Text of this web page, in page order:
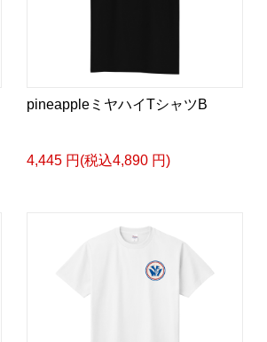
pineappleミヤハイTシャツB
4,445 円(税込4,890 円)